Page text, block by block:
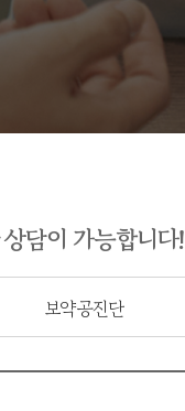
담이 가능합니다!
보약공진단